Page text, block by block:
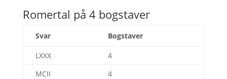
Romertal på 4 bogstaver
Svar Bogstaver
LXXX
4
MCII
4